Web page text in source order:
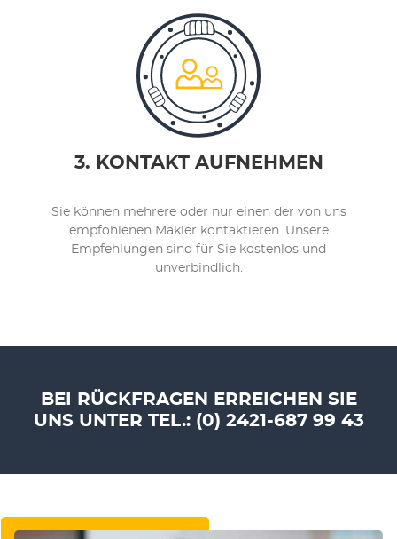
3. KONTAKT AUFNEHMEN
Sie können mehrere oder nur einen der von uns
empfohlenen Makler kontaktieren. Unsere
Empfehlungen sind für Sie kostenlos und
unverbindlich.
BEI RÜCKFRAGEN ERREICHEN SIE
UNS UNTER TEL.: (0) 2421-687 99 43